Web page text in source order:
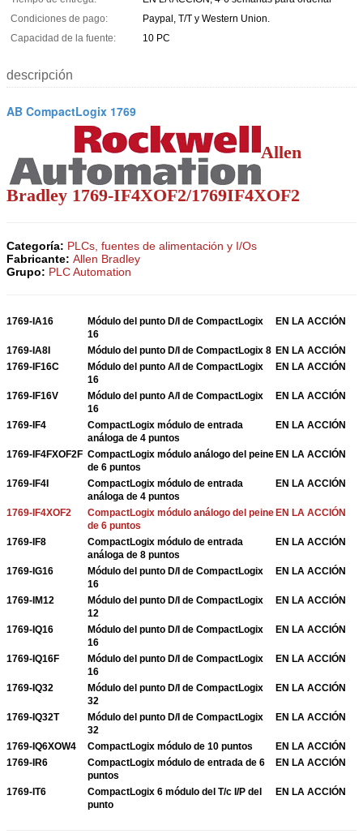
Condiciones de pago:
Paypal, T/T y Western Union.
Capacidad de la fuente:
10 PC
descripción
AB CompactLogix 1769
Allen
Bradley 1769-IF4XOF2/1769IF4XOF2
Categoría: PLCs, fuentes de alimentación y I/Os
Fabricante: Allen Bradley
Grupo: PLC Automation
1769-IA16
Módulo del punto D/I de CompactLogix
16
EN LA ACCIÓN
1769-IA8I Módulo del punto D/I de CompactLogix 8 EN LA ACCIÓN
1769-IF16C
Módulo del punto A/I de CompactLogix
16
EN LA ACCIÓN
1769-IF16V
Módulo del punto A/I de CompactLogix
16
EN LA ACCIÓN
1769-IF4
CompactLogix módulo de entrada
análoga de 4 puntos
EN LA ACCIÓN
1769-IF4FXOF2F CompactLogix módulo análogo del peine
de 6 puntos
EN LA ACCIÓN
1769-IF4I
CompactLogix módulo de entrada
análoga de 4 puntos
EN LA ACCIÓN
1769-IF4XOF2
CompactLogix módulo análogo del peine
de 6 puntos
EN LA ACCIÓN
1769-IF8
CompactLogix módulo de entrada
análoga de 8 puntos
EN LA ACCIÓN
1769-IG16
Módulo del punto D/I de CompactLogix
16
EN LA ACCIÓN
1769-IM12
Módulo del punto D/I de CompactLogix
12
EN LA ACCIÓN
1769-IQ16
Módulo del punto D/I de CompactLogix
16
EN LA ACCIÓN
1769-IQ16F
Módulo del punto D/I de CompactLogix
16
EN LA ACCIÓN
1769-IQ32
Módulo del punto D/I de CompactLogix
32
EN LA ACCIÓN
1769-IQ32T
Módulo del punto D/I de CompactLogix
32
EN LA ACCIÓN
1769-IQ6XOW4 CompactLogix módulo de 10 puntos
EN LA ACCIÓN
1769-IR6
CompactLogix módulo de entrada de 6
puntos
EN LA ACCIÓN
1769-IT6
CompactLogix 6 módulo del T/c I/P del
punto
EN LA ACCIÓN